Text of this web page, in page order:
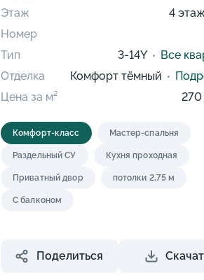
Этаж
4
Номер
Тип
3-14Y
Все
Отделка
Комфорт тёмный
Цена за м²
Комфорт-класс Мастер-спальня
Раздельный СУ Кухня проходная
Приватный двор потолки 2,75 м
С балконом
Поделиться